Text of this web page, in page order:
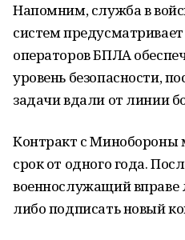
Напомним, служба в
систем
операторов БПЛА
уровень безопасности,
задачи вдали от линии
Контракт с Минобороны
срок от одного года.
военнослужащий вправе
либо подписать новый